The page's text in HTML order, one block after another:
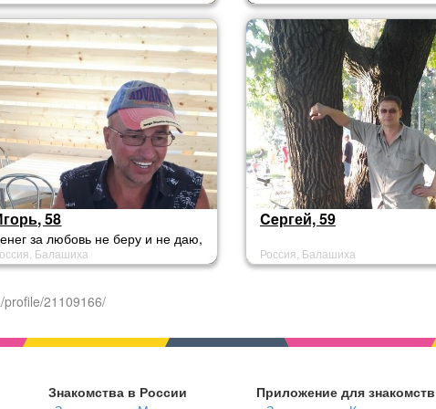
58
за любовь не беру и не даю,
не позволяет...с
без прически не
дружу...наверное, ностальгия по
;))
Балашиха
Ceргей, 59
Россия, Балашиха
21109166/
Знакомства в России
Приложение для знакомств